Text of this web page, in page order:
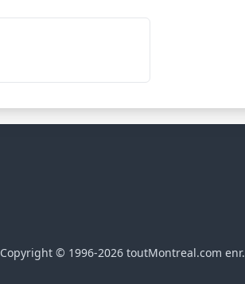
Copyright © 1996-2026 toutMontreal.com enr.